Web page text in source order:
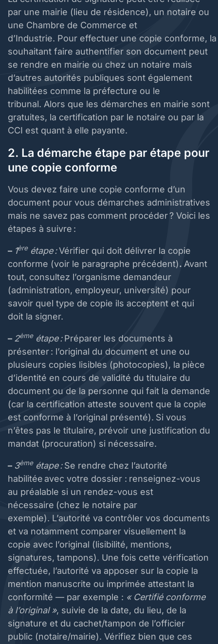
par une mairie (lieu de résidence), un notaire ou
une Chambre de Commerce et
d’Industrie. Pour effectuer une copie conforme,
souhaitant faire authentifier son document peut
se rendre en mairie ou chez un notaire mais
d’autres autorités publiques sont également
habilitées comme la préfecture ou le
tribunal. Alors que les démarches en mairie sont
gratuites, la certification par le notaire ou par la
CCI est quant à elle payante.
2. La démarche étape par étape pour
une copie conforme
Vous devez faire une copie conforme d’un
document pour vous démarches administratives
mais ne savez pas comment procéder ? Voici les
étapes à suivre :
– 1èreétape :Vérifier qui doit délivrer la copie
conforme (voir le paragraphe précédent). Avant
tout, consultez l’organisme demandeur
(administration, employeur, université) pour
savoir quel type de copie ils acceptent et qui
doit la signer.
– 2èmeétape : Préparer les documents à
présenter : l’original du document et une ou
plusieurs copies lisibles (photocopies), la pièce
d’identité en cours de validité du titulaire du
document ou de la personne qui fait la demande
(car la certification atteste souvent que la copie
est conforme à l’original présenté). Si vous
n’êtes pas le titulaire, prévoir une justification du
mandat (procuration) si nécessaire.
– 3èmeétape : Se rendre chez l’autorité
habilitée avec votre dossier : renseignez-vous
au préalable si un rendez-vous est
nécessaire (chez le notaire par
exemple). L’autorité va contrôler vos documents
et va notamment comparer visuellement la
copie avec l’original (lisibilité, mentions,
signatures, tampons). Une fois cette vérification
effectuée, l’autorité va apposer sur la copie la
mention manuscrite ou imprimée attestant la
conformité — par exemple : « Certifié conforme
à l’original », suivie de la date, du lieu, de la
signature et du cachet/tampon de l’officier
public (notaire/mairie). Vérifiez bien que ces